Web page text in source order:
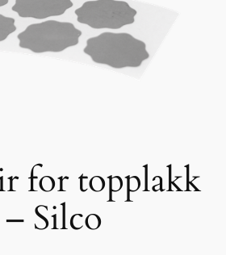
for topplakk
Silco